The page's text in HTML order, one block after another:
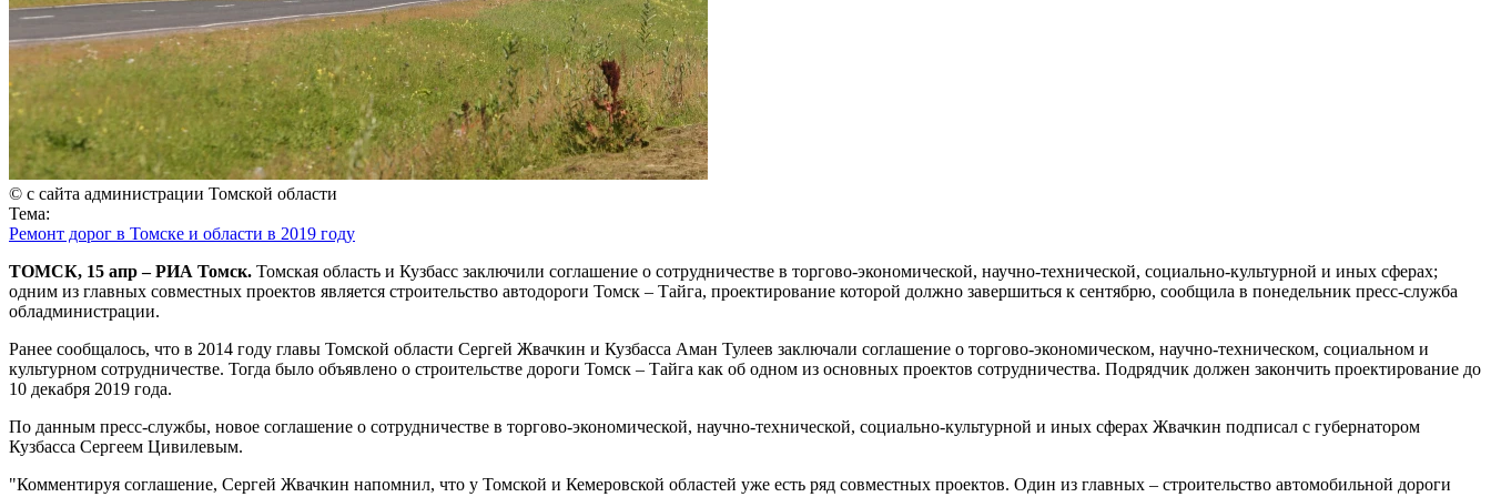
© с сайта администрации Томской области
Тема:
Ремонт дорог в Томске и области в 2019 году
ТОМСК, 15 апр – РИА Томск. Томская область и Кузбасс заключили соглашение о сотрудничестве в торгово-экономической, научно-технической, социально-культурной и иных сферах;
одним из главных совместных проектов является строительство автодороги Томск – Тайга, проектирование которой должно завершиться к сентябрю, сообщила в понедельник пресс-служба
обладминистрации.
Ранее сообщалось, что в 2014 году главы Томской области Сергей Жвачкин и Кузбасса Аман Тулеев заключали соглашение о торгово-экономическом, научно-техническом, социальном и
культурном сотрудничестве. Тогда было объявлено о строительстве дороги Томск – Тайга как об одном из основных проектов сотрудничества. Подрядчик должен закончить проектирование до
10 декабря 2019 года.
По данным пресс-службы, новое соглашение о сотрудничестве в торгово-экономической, научно-технической, социально-культурной и иных сферах Жвачкин подписал с губернатором
Кузбасса Сергеем Цивилевым.
"Комментируя соглашение, Сергей Жвачкин напомнил, что у Томской и Кемеровской областей уже есть ряд совместных проектов. Один из главных – строительство автомобильной дороги